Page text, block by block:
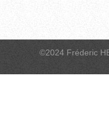
©2024 Fréderic